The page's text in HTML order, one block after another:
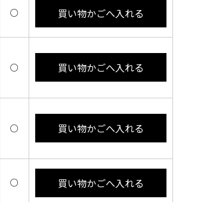
○ 買い物かごへ入れる
○ 買い物かごへ入れる
○ 買い物かごへ入れる
○ 買い物かごへ入れる